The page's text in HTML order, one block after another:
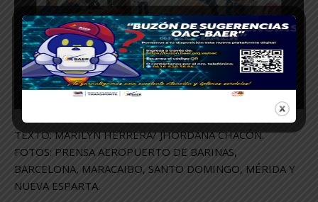
TEXTO: MARILYN HERRERA/ JHORDANA CHACÓN.
FOTOS: PRENSA AEROPUERTO DE BARINAS,
BARCELONA, MARACAIBO, SANTO DOMINGO, MÉRIDA Y
NUEVA ESPARTA.